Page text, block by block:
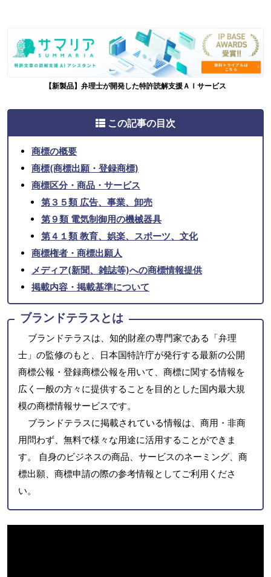
【新製品】弁理士が開発した特許読解支援ＡＩサービス
この記事の目次
商標の概要
商標(商標出願・登録商標)
商標区分・商品・サービス
第３５類 広告、事業、卸売
第９類 電気制御用の機械器具
第４１類 教育、娯楽、スポーツ、文化
商標権者・商標出願人
メディア(新聞、雑誌等)への商標情報提供
掲載内容・掲載基準について
ブランドテラスとは
ブランドテラスは、知的財産の専門家である「弁理
士」の監修のもと、日本国特許庁が発行する最新の公開
商標公報・登録商標公報を用いて、商標に関する情報を
広く一般の方々に提供することを目的とした国内最大規
模の商標情報サービスです。
ブランドテラスに掲載されている情報は、商用・非商
用問わず、無料で様々な用途に活用することができま
す。 自身のビジネスの商品、サービスのネーミング、商
標出願、商標申請の際の参考情報としてご利用くださ
い。